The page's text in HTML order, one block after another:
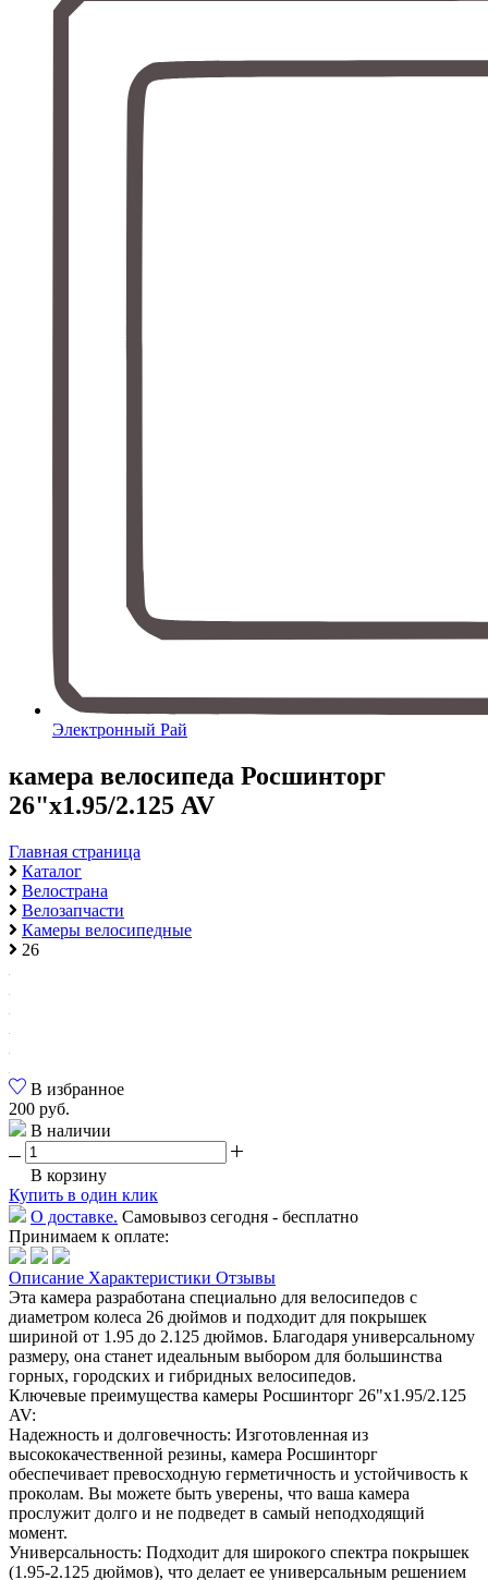
Электронный Рай
камера велосипеда Росшинторг
26"х1.95/2.125 AV
Главная страница
Каталог
Велострана
Велозапчасти
Камеры велосипедные
26
В избранное
200 руб.
В наличии
В корзину
Купить в один клик
О доставке. Самовывоз сегодня - бесплатно
Принимаем к оплате:
Описание Характеристики Отзывы
Эта камера разработана специально для велосипедов с
диаметром колеса 26 дюймов и подходит для покрышек
шириной от 1.95 до 2.125 дюймов. Благодаря универсальному
размеру, она станет идеальным выбором для большинства
горных, городских и гибридных велосипедов.
Ключевые преимущества камеры Росшинторг 26"х1.95/2.125
AV:
Надежность и долговечность: Изготовленная из
высококачественной резины, камера Росшинторг
обеспечивает превосходную герметичность и устойчивость к
проколам. Вы можете быть уверены, что ваша камера
прослужит долго и не подведет в самый неподходящий
момент.
Универсальность: Подходит для широкого спектра покрышек
(1.95-2.125 дюймов), что делает ее универсальным решением